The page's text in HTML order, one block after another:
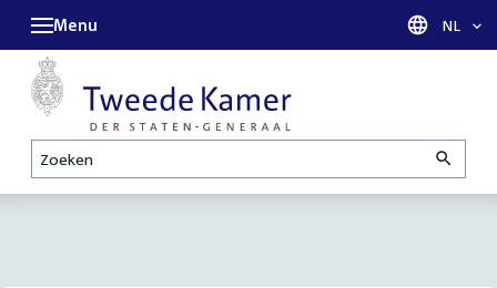
Zoeken
Menu Taal
NL